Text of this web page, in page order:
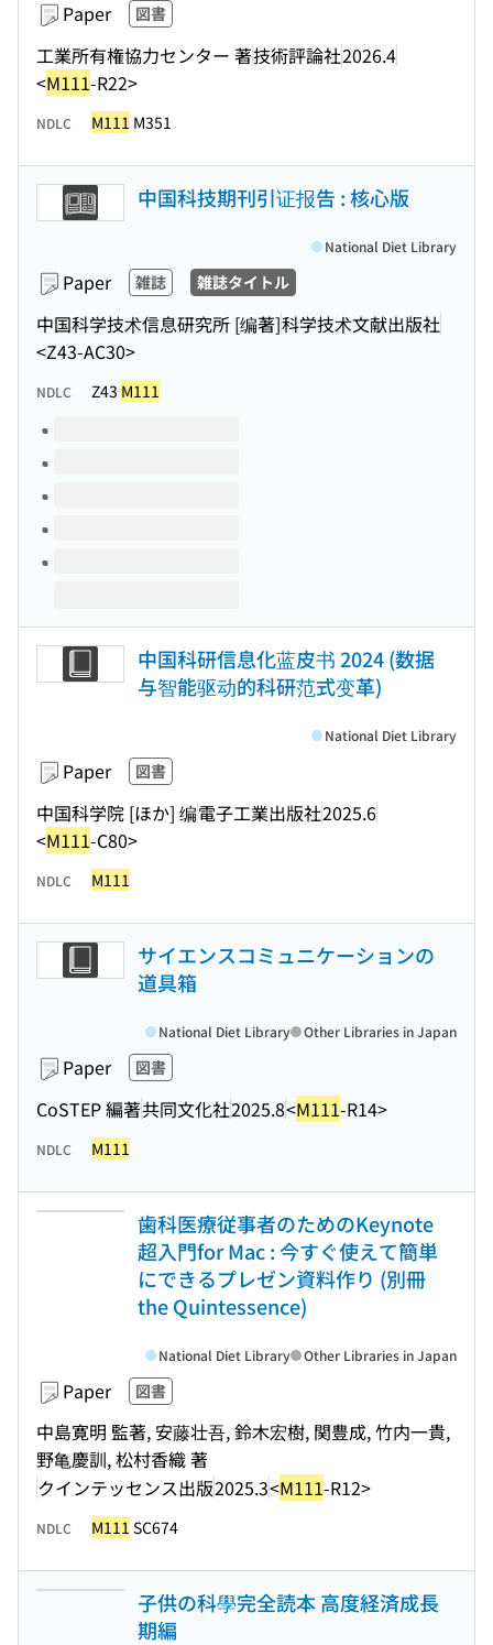
Paper 図書
工業所有権協力センター 著技術評論社2026.4
<M111-R22>
NDLC M111 M351
中国科技期刊引证报告 : 核心版
Paper 雑誌 雑誌タイトル
中国科学技术信息研究所 [编著]科学技术文献出版社
<Z43-AC30>
National Diet Library
NDLC Z43 M111
Volumes of this title
中国科研信息化蓝皮书 2024 (数据
与智能驱动的科研范式变革)
Paper 図書
中国科学院 [ほか] 编電子工業出版社2025.6
<M111-C80>
National Diet Library
NDLC M111
サイエンスコミュニケーションの
道具箱
Paper 図書
CoSTEP 編著共同文化社2025.8<M111-R14>
National Diet Library Other Libraries in Japan
NDLC M111
歯科医療従事者のためのKeynote
超入門for Mac : 今すぐ使えて簡単
にできるプレゼン資料作り (別冊
the Quintessence)
Paper 図書
中島寛明 監著, 安藤壮吾, 鈴木宏樹, 関豊成, 竹内一貴,
野亀慶訓, 松村香織 著
クインテッセンス出版2025.3<M111-R12>
National Diet Library Other Libraries in Japan
NDLC M111 SC674
子供の科學完全読本 高度経済成長
期編